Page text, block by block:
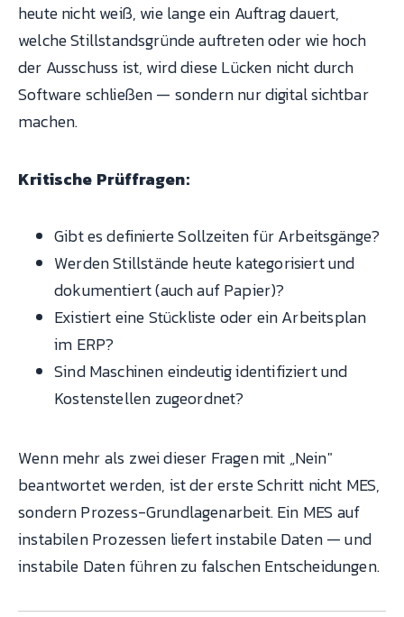
heute nicht weiß, wie lange ein Auftrag dauert,
welche Stillstandsgründe auftreten oder wie hoch
der Ausschuss ist, wird diese Lücken nicht durch
Software schließen — sondern nur digital sichtbar
machen.
Kritische Prüffragen:
Gibt es definierte Sollzeiten für Arbeitsgänge?
Werden Stillstände heute kategorisiert und
dokumentiert (auch auf Papier)?
Existiert eine Stückliste oder ein Arbeitsplan
im ERP?
Sind Maschinen eindeutig identifiziert und
Kostenstellen zugeordnet?
Wenn mehr als zwei dieser Fragen mit „Nein"
beantwortet werden, ist der erste Schritt nicht MES,
sondern Prozess-Grundlagenarbeit. Ein MES auf
instabilen Prozessen liefert instabile Daten — und
instabile Daten führen zu falschen Entscheidungen.